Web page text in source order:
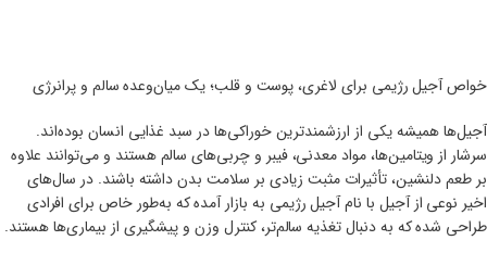
خواص آجیل رژیمی برای لاغری، پوست و قلب؛ یک میان‌وعده سالم و پرانرژی
آجیل‌ها همیشه یکی از ارزشمندترین خوراکی‌ها در سبد غذایی انسان بوده‌اند.
سرشار از ویتامین‌ها، مواد معدنی، فیبر و چربی‌های سالم هستند و می‌توانند علاوه
بر طعم دلنشین، تأثیرات مثبت زیادی بر سلامت بدن داشته باشند. در سال‌های
اخیر نوعی از آجیل با نام آجیل رژیمی به بازار آمده که به‌طور خاص برای افرادی
طراحی شده که به دنبال تغذیه سالم‌تر، کنترل وزن و پیشگیری از بیماری‌ها هستند.